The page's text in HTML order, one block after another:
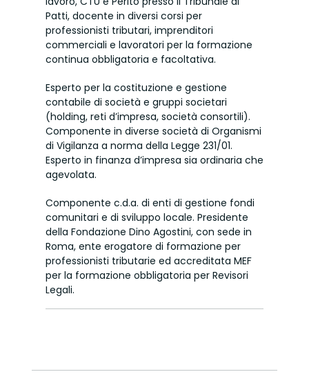
Patti, docente in diversi corsi per
professionisti tributari, imprenditori
commerciali e lavoratori per la formazione
continua obbligatoria e facoltativa.
Esperto per la costituzione e gestione
contabile di società e gruppi societari
(holding, reti d’impresa, società consortili).
Componente in diverse società di Organismi
di Vigilanza a norma della Legge 231/01.
Esperto in finanza d’impresa sia ordinaria che
agevolata.
Componente c.d.a. di enti di gestione fondi
comunitari e di sviluppo locale. Presidente
della Fondazione Dino Agostini, con sede in
Roma, ente erogatore di formazione per
professionisti tributarie ed accreditata MEF
per la formazione obbligatoria per Revisori
Legali.